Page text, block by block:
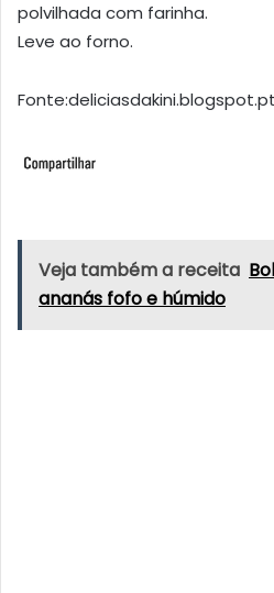
polvilhada com farinha.
Leve ao forno.
Fonte:deliciasdakini.blogspot.pt
Veja também a receita
ananás fofo e húmido